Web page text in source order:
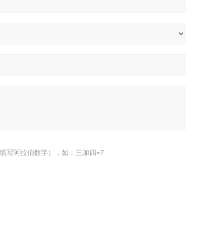
写阿拉伯数字），如：三加四=7